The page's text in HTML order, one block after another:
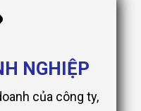
NGHIỆP
của công ty,